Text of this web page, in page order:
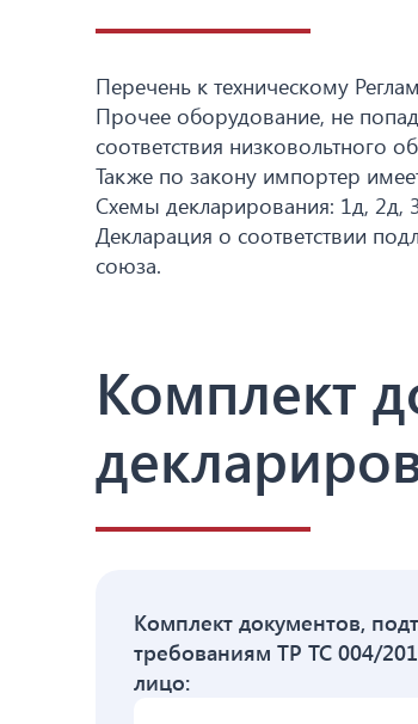
Перечень к техническому
Прочее оборудование, не
соответствия низковольтного
Также по закону импортер
Схемы декларирования: 1д, 2д,
Декларация о соответствии
союза.
Комплект
Комплект документов,
требованиям ТР ТС 004/
лицо: